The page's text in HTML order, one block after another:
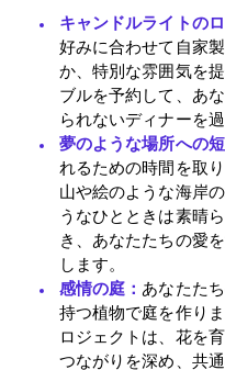
キャンドルライトの
好みに合わせて自家
か、特別な雰囲気を
ブルを予約して、あ
られないディナーを
夢のような場所への短
れるための時間を取
山や絵のような海岸
うなひとときは素晴
き、あなたたちの愛
します。
感情の庭： あなたた
持つ植物で庭を作り
ロジェクトは、花を
つながりを深め、共